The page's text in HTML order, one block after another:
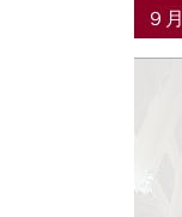
９月